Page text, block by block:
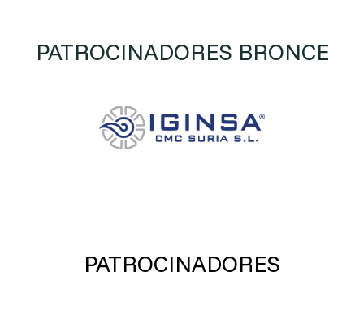
PATROCINADORES BRONCE
PATROCINADORES